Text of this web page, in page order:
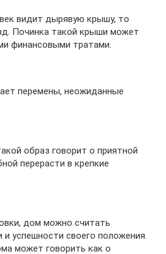
видит дырявую крышу, то
Починка такой крыши может
финансовыми тратами.
перемены, неожиданные
образ говорит о приятной
перерасти в крепкие
дом можно считать
успешности своего положения.
может говорить как о